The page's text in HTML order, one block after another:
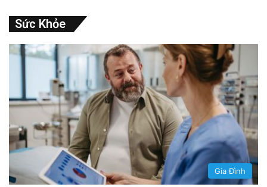
Sức Khỏe
Gia Đình